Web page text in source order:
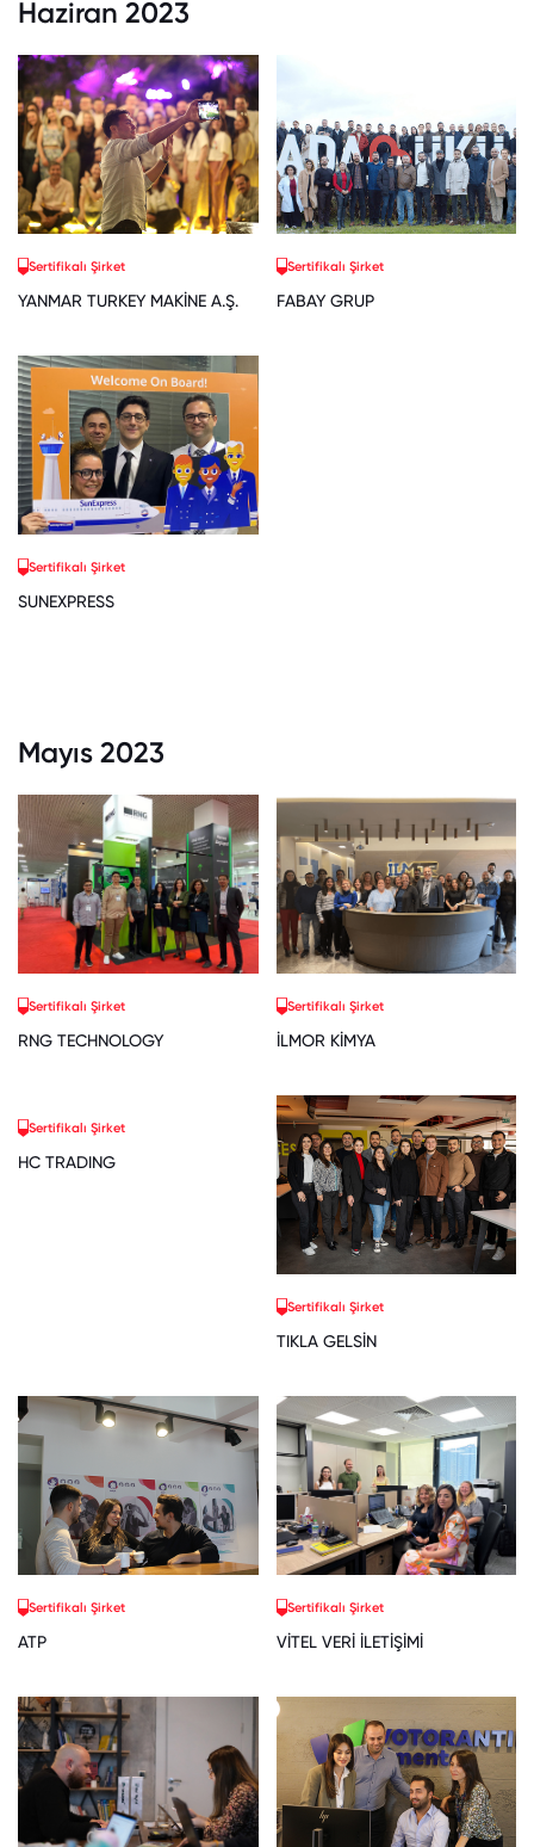
Haziran 2023
Sertifikalı Şirket
YANMAR TURKEY MAKİNE A.Ş.
Sertifikalı Şirket
FABAY GRUP
Sertifikalı Şirket
SUNEXPRESS
Mayıs 2023
Sertifikalı Şirket
RNG TECHNOLOGY
Sertifikalı Şirket
İLMOR KİMYA
Sertifikalı Şirket
HC TRADING
Sertifikalı Şirket
TIKLA GELSİN
Sertifikalı Şirket
ATP
Sertifikalı Şirket
VİTEL VERİ İLETİŞİMİ